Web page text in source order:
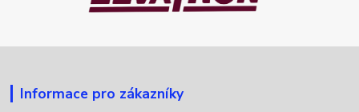
Informace pro zákazníky